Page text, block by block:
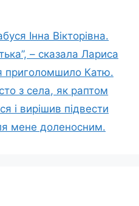
Інна Вікторівна.
– сказала Лариса
приголомшило Катю.
з села, як раптом
і вирішив підвести
мене доленосним.